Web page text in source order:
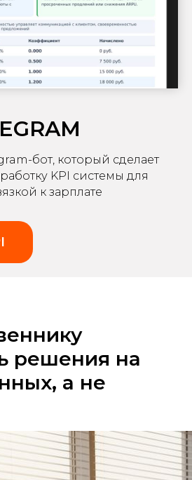
бот, который сделает
KPI системы для
к зарплате
решения на
а не